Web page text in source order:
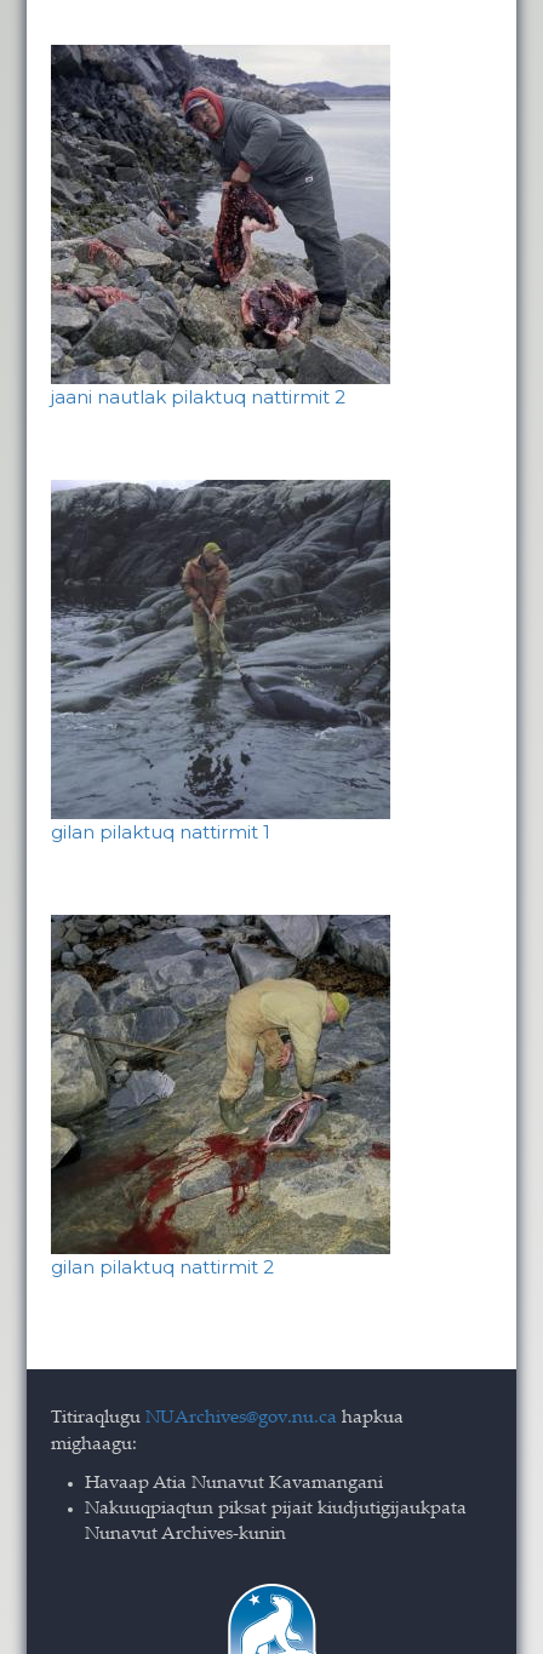
jaani nautlak pilaktuq nattirmit 2
gilan pilaktuq nattirmit 1
gilan pilaktuq nattirmit 2
TitiraqluguNUArchives@gov.nu.ca hapkua
mighaagu:
Havaap Atia Nunavut Kavamangani
Nakuuqpiaqtun piksat pijait kiudjutigijaukpata
Nunavut Archives-kunin